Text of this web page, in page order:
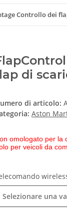
Controllo dei
di
di articolo:
Aston
omologato per la
per veicoli da
Selezionare una